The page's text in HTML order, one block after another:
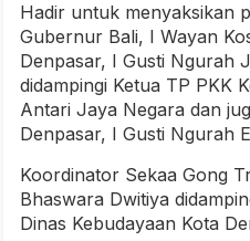
Hadir untuk menyaksikan
Gubernur Bali, I Wayan
Denpasar, I Gusti Ngurah
didampingi Ketua TP PKK
Antari Jaya Negara dan
Denpasar, I Gusti Ngurah
Koordinator Sekaa Gong
Bhaswara Dwitiya
Dinas Kebudayaan Kota